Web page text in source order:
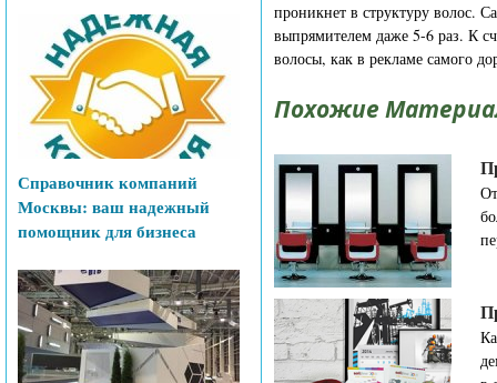
Справочник компаний
Москвы: ваш надежный
помощник для бизнеса
проникнет в структуру волос.
выпрямителем даже 5-6 раз. К
волосы, как в рекламе самого
Похожие